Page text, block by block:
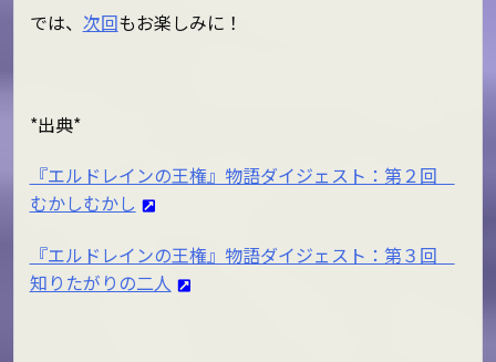
では、 次回もお楽しみに！
*出典*
『エルドレインの王権』物語ダイジェスト：第２回
むかしむかし
『エルドレインの王権』物語ダイジェスト：第３回
知りたがりの二人